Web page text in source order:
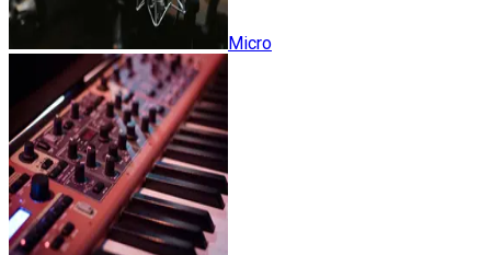
Micro